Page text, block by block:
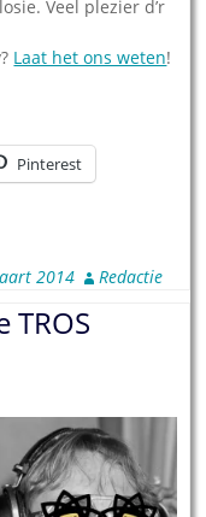
Veel plezier d’r
Laat het ons weten!
Pinterest
2014 Redactie
TROS